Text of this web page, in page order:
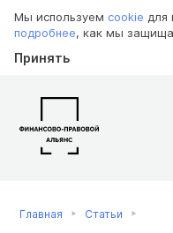
Мы используем cookie для
подробнее, как мы
Принять
Главная Статьи